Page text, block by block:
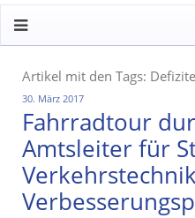
Artikel mit den Tags: Defizite
30. März 2017
Fahrradtour
Amtsleiter für